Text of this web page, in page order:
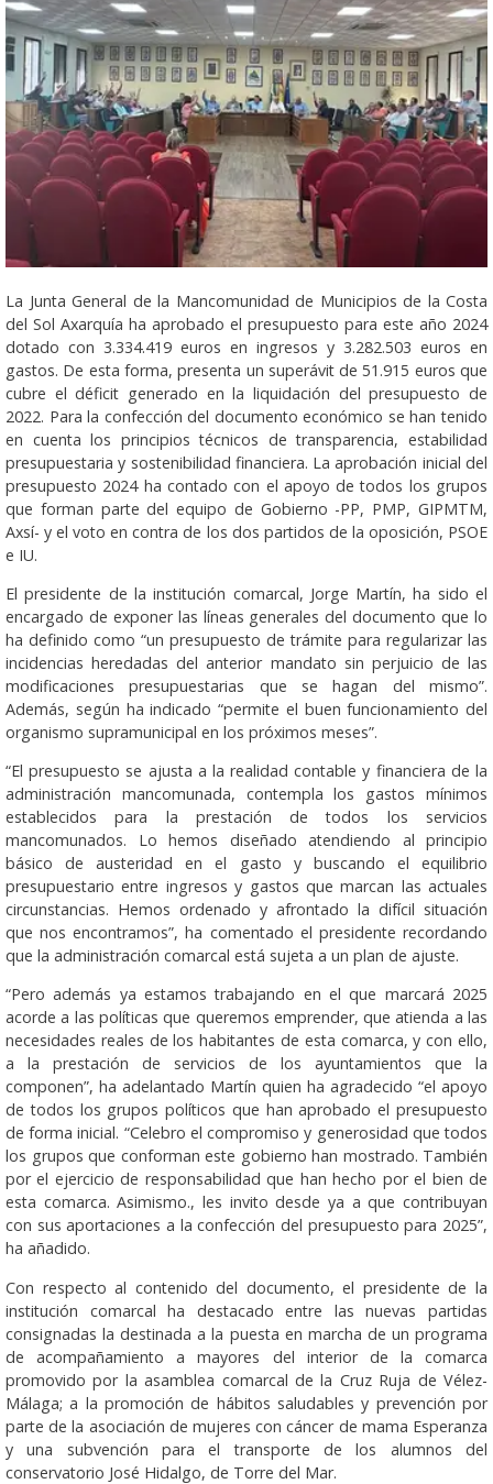
La Junta General de la Mancomunidad de Municipios de la Costa
del Sol Axarquía ha aprobado el presupuesto para este año 2024
dotado con 3.334.419 euros en ingresos y 3.282.503 euros en
gastos. De esta forma, presenta un superávit de 51.915 euros que
cubre el déficit generado en la liquidación del presupuesto de
2022. Para la confección del documento económico se han tenido
en cuenta los principios técnicos de transparencia, estabilidad
presupuestaria y sostenibilidad financiera. La aprobación inicial del
presupuesto 2024 ha contado con el apoyo de todos los grupos
que forman parte del equipo de Gobierno -PP, PMP, GIPMTM,
Axsí- y el voto en contra de los dos partidos de la oposición, PSOE
e IU.
El presidente de la institución comarcal, Jorge Martín, ha sido el
encargado de exponer las líneas generales del documento que lo
ha definido como “un presupuesto de trámite para regularizar las
incidencias heredadas del anterior mandato sin perjuicio de las
modificaciones presupuestarias que se hagan del mismo”.
Además, según ha indicado “permite el buen funcionamiento del
organismo supramunicipal en los próximos meses”.
“El presupuesto se ajusta a la realidad contable y financiera de la
administración mancomunada, contempla los gastos mínimos
establecidos para la prestación de todos los servicios
mancomunados. Lo hemos diseñado atendiendo al principio
básico de austeridad en el gasto y buscando el equilibrio
presupuestario entre ingresos y gastos que marcan las actuales
circunstancias. Hemos ordenado y afrontado la difícil situación
que nos encontramos”, ha comentado el presidente recordando
que la administración comarcal está sujeta a un plan de ajuste.
“Pero además ya estamos trabajando en el que marcará 2025
acorde a las políticas que queremos emprender, que atienda a las
necesidades reales de los habitantes de esta comarca, y con ello,
a la prestación de servicios de los ayuntamientos que la
componen”, ha adelantado Martín quien ha agradecido “el apoyo
de todos los grupos políticos que han aprobado el presupuesto
de forma inicial. “Celebro el compromiso y generosidad que todos
los grupos que conforman este gobierno han mostrado. También
por el ejercicio de responsabilidad que han hecho por el bien de
esta comarca. Asimismo., les invito desde ya a que contribuyan
con sus aportaciones a la confección del presupuesto para 2025”,
ha añadido.
Con respecto al contenido del documento, el presidente de la
institución comarcal ha destacado entre las nuevas partidas
consignadas la destinada a la puesta en marcha de un programa
de acompañamiento a mayores del interior de la comarca
promovido por la asamblea comarcal de la Cruz Ruja de Vélez-
Málaga; a la promoción de hábitos saludables y prevención por
parte de la asociación de mujeres con cáncer de mama Esperanza
y una subvención para el transporte de los alumnos del
conservatorio José Hidalgo, de Torre del Mar.